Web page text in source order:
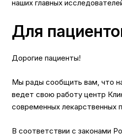
наших главных
Для
Дорогие пациенты!
Мы рады сообщить вам, что
ведет свою работу центр
современных лекарственных
В соответствии с законами